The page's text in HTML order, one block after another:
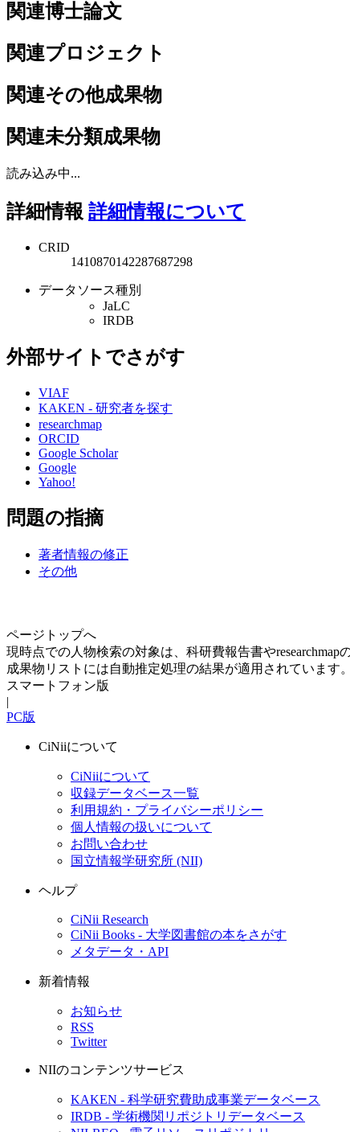
関連博士論文
関連プロジェクト
関連その他成果物
関連未分類成果物
読み込み中...
詳細情報 詳細情報について
CRID
1410870142287687298
データソース種別
JaLC
IRDB
外部サイトでさがす
VIAF
KAKEN - 研究者を探す
researchmap
ORCID
Google Scholar
Google
Yahoo!
問題の指摘
著者情報の修正
その他
ページトップへ
現時点での人物検索の対象は、科研費報告書や
成果物リストには自動推定処理の結果が適用されています
スマートフォン版
|
PC版
CiNiiについて
CiNiiについて
収録データベース一覧
利用規約・プライバシーポリシー
個人情報の扱いについて
お問い合わせ
国立情報学研究所 (NII)
ヘルプ
CiNii Research
CiNii Books - 大学図書館の本をさがす
メタデータ・API
新着情報
お知らせ
RSS
Twitter
NIIのコンテンツサービス
KAKEN - 科学研究費助成事業データベース
IRDB - 学術機関リポジトリデータベース